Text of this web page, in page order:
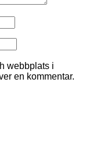
webbplats i
en kommentar.